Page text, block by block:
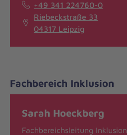
+49 341 224760-0
Riebeckstraße 33
04317 Leipzig
Fachbereich Inklusion
Sarah Hoeckberg
Fachbereichsleitung Inklusion